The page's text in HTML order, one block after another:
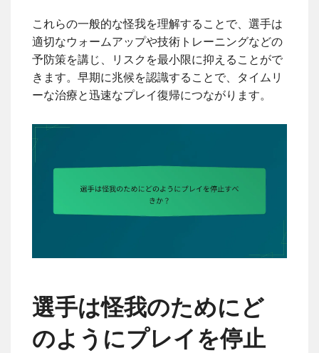
これらの一般的な怪我を理解することで、選手は
適切なウォームアップや技術トレーニングなどの
予防策を講じ、リスクを最小限に抑えることがで
きます。早期に兆候を認識することで、タイムリ
ーな治療と迅速なプレイ復帰につながります。
選手は怪我のためにど
のようにプレイを停止